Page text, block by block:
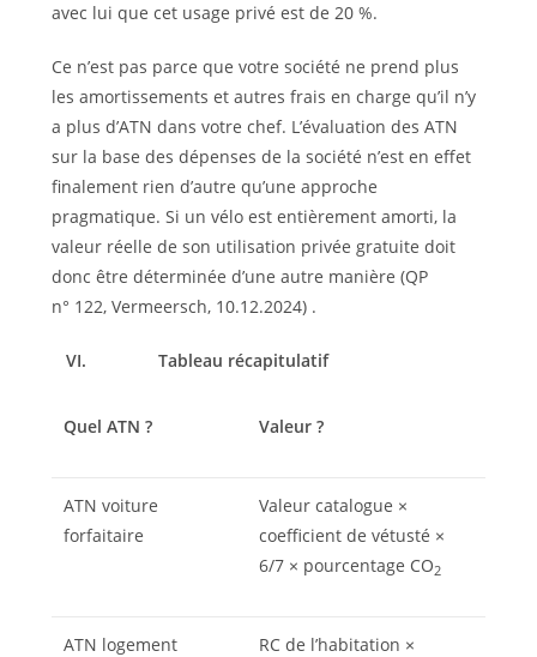
avec lui que cet usage privé est de 20 %.
Ce n’est pas parce que votre société ne prend plus
les amortissements et autres frais en charge qu’il n’y
a plus d’ATN dans votre chef. L’évaluation des ATN
sur la base des dépenses de la société n’est en effet
finalement rien d’autre qu’une approche
pragmatique. Si un vélo est entièrement amorti, la
valeur réelle de son utilisation privée gratuite doit
donc être déterminée d’une autre manière (QP
n° 122, Vermeersch, 10.12.2024) .
VI. Tableau récapitulatif
Quel ATN ? Valeur ?
ATN voiture
forfaitaire
Valeur catalogue ×
coefficient de vétusté ×
6/7 × pourcentage CO2
ATN logement
RC de l’habitation ×